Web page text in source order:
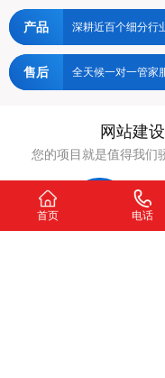
产品 深耕近百个细分行
售后 全天候一对一管家
网站建
您的项目就是值得我们
首页 电话